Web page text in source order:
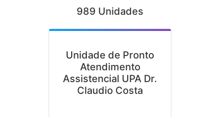
989 Unidades
Unidade de Pronto
Atendimento
Assistencial UPA Dr.
Claudio Costa